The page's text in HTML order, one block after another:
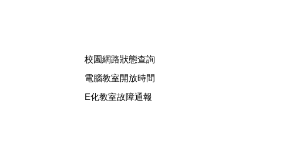
校園網路狀態查詢
電腦教室開放時間
E化教室故障通報